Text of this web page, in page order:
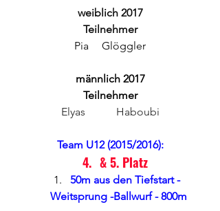
weiblich 2017
Teilnehmer
Pia 	Glöggler
männlich 2017
Teilnehmer
Elyas 	Haboubi
Team U12 (2015/2016):
   4.	& 5. Platz
50m aus den Tiefstart -
Weitsprung -Ballwurf - 800m